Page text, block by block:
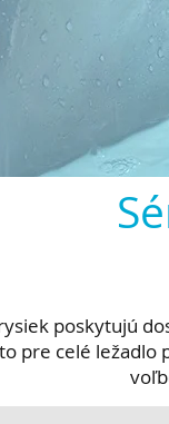
poskytujú
celé ležadlo